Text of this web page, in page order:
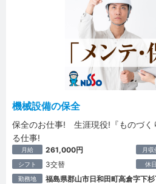
機械設備の保全
保全のお仕事! 生涯現役!『ものづく
る仕事!
月給 261,000円 月収
シフト 3交替 休日
勤務地 福島県郡山市日和田町高倉字下